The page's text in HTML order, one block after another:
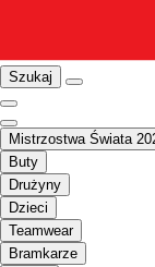
Szukaj
Mistrzostwa Świata
Buty
Drużyny
Dzieci
Teamwear
Bramkarze